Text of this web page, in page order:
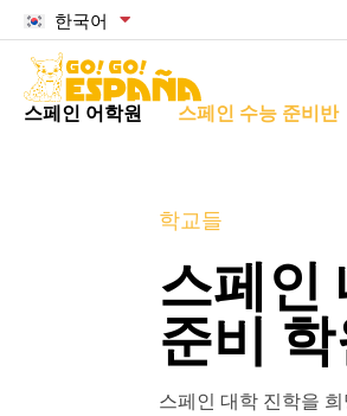
한국어
스페인 어학원 스페인 수능 준비반
학교들
스페인
준비 학
스페인 대학 진학을